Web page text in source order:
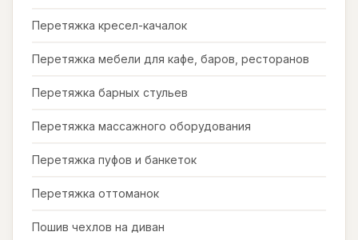
Перетяжка кресел-качалок
Перетяжка мебели для кафе, баров, ресторанов
Перетяжка барных стульев
Перетяжка массажного оборудования
Перетяжка пуфов и банкеток
Перетяжка оттоманок
Пошив чехлов на диван